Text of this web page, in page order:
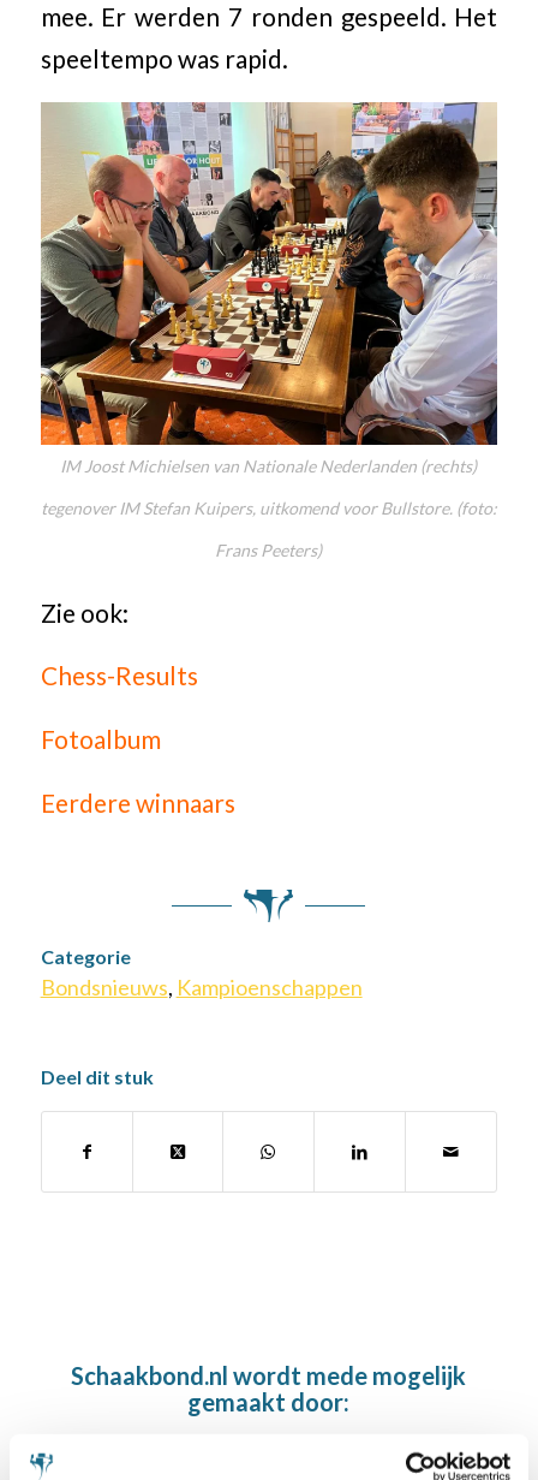
mee. Er werden 7 ronden gespeeld. Het
speeltempo was rapid.
IM Joost Michielsen van Nationale Nederlanden (rechts)
tegenover IM Stefan Kuipers, uitkomend voor Bullstore. (foto:
Frans Peeters)
Zie ook:
Chess-Results
Fotoalbum
Eerdere winnaars
Categorie
Bondsnieuws, Kampioenschappen
Deel dit stuk
Schaakbond.nl wordt mede mogelijk
gemaakt door: